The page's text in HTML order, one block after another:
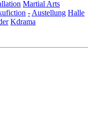
Martial Arts
- Austellung Halle
Kdrama